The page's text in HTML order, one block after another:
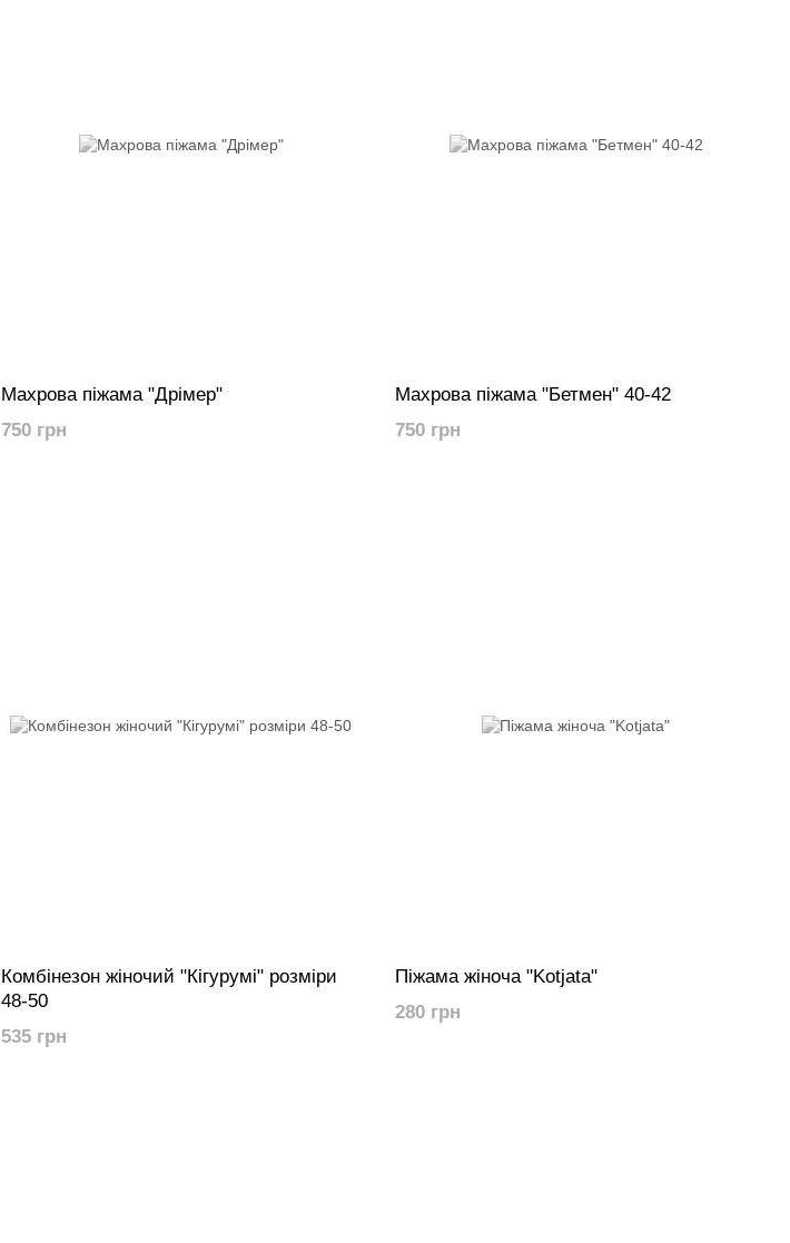
Махрова піжама "Дрімер"
750 грн
Махрова піжама "Бетмен" 40-42
750 грн
Комбінезон жіночий "Кігурумі" розміри
48-50
535 грн
Піжама жіноча "Kotjata"
280 грн